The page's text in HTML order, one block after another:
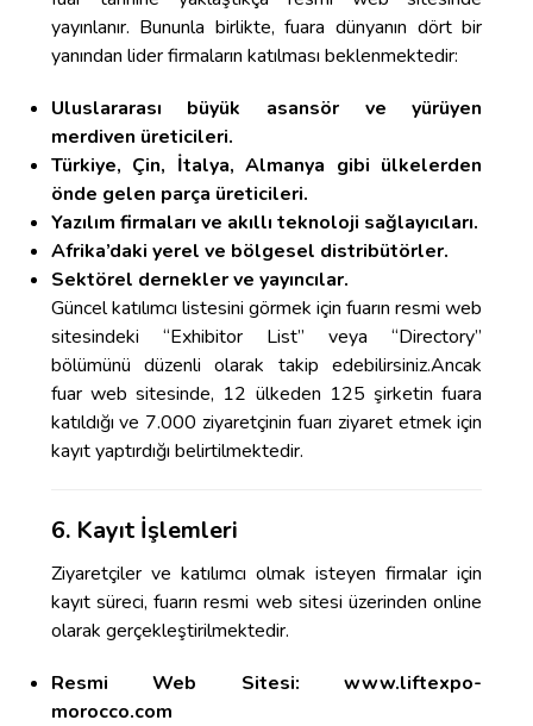
yayınlanır. Bununla birlikte, fuara dünyanın dört bir
yanından lider firmaların katılması beklenmektedir:
Uluslararası büyük asansör ve yürüyen
merdiven üreticileri.
Türkiye, Çin, İtalya, Almanya gibi ülkelerden
önde gelen parça üreticileri.
Yazılım firmaları ve akıllı teknoloji sağlayıcıları.
Afrika’daki yerel ve bölgesel distribütörler.
Sektörel dernekler ve yayıncılar.
Güncel katılımcı listesini görmek için fuarın resmi web
sitesindeki “Exhibitor List” veya “Directory”
bölümünü düzenli olarak takip edebilirsiniz.Ancak
fuar web sitesinde, 12 ülkeden 125 şirketin fuara
katıldığı ve 7.000 ziyaretçinin fuarı ziyaret etmek için
kayıt yaptırdığı belirtilmektedir.
6. Kayıt İşlemleri
Ziyaretçiler ve katılımcı olmak isteyen firmalar için
kayıt süreci, fuarın resmi web sitesi üzerinden online
olarak gerçekleştirilmektedir.
Resmi Web Sitesi:
www.liftexpo-
morocco.com